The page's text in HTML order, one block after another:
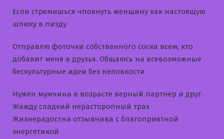
Если стремишься чпокнуть женщину как настоящую
шлюху в пизду
Отправлю фоточки собственного соска всем, кто
добавит меня в друзья. Общаюсь на всевозможные
бескультурные идеи без неловкости
Нужен мужчина в возрасте верный партнер и друг.
Жажду сладкий нерасторопный трах
Жизнерадостна отзывчива с благоприятной
энергетикой